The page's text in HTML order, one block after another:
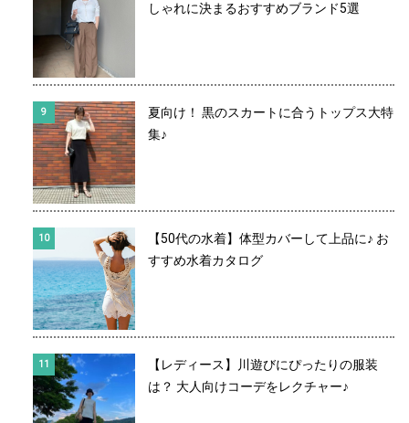
しゃれに決まるおすすめブランド5選
夏向け！ 黒のスカートに合うトップス大特
集♪
【50代の水着】体型カバーして上品に♪ お
すすめ水着カタログ
【レディース】川遊びにぴったりの服装
は？ 大人向けコーデをレクチャー♪